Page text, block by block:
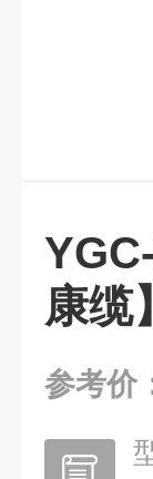
康缆】
参考价